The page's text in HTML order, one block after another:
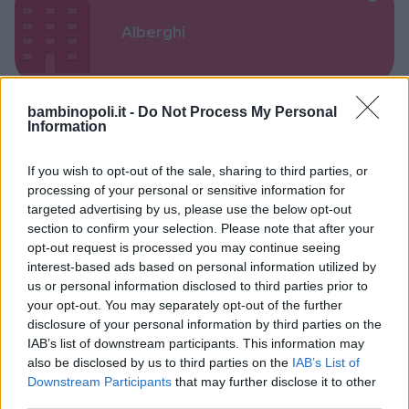
bambinopoli.it - Do Not Process My Personal
Information
If you wish to opt-out of the sale, sharing to third parties, or
processing of your personal or sensitive information for
targeted advertising by us, please use the below opt-out
section to confirm your selection. Please note that after your
opt-out request is processed you may continue seeing
interest-based ads based on personal information utilized by
us or personal information disclosed to third parties prior to
your opt-out. You may separately opt-out of the further
disclosure of your personal information by third parties on the
IAB’s list of downstream participants. This information may
also be disclosed by us to third parties on the IAB’s List of
Downstream Participants that may further disclose it to other
Alberghi
Corsi di Lingua per bambini
Laboratori creativi per bambini